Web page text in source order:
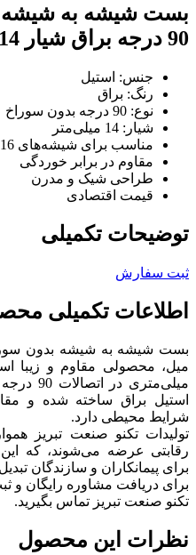
بست شیشه به شیشه
90 درجه براق شیار 14 میل
جنس: استیل
رنگ: براق
نوع: 90 درجه بدون سوراخ
شیار: 14 میلی‌متر
مناسب برای شیشه‌های 16 میلی‌متری
مقاوم در برابر خوردگی
طراحی شیک و مدرن
قیمت اقتصادی
توضیحات تکمیلی
ثبت سفارش
اطلاعات تکمیلی
استیل براق ساخته شده و
شرایط محیطی دارد.
تولیدات تکنو صنعت تبریز
رقابتی عرضه می‌شوند، که این
برای پیمانکاران و سازندگان
برای دریافت مشاوره رایگان
تکنو صنعت تبریز تماس بگیرید.
نظرات این محصول